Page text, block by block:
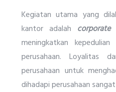
Kegiatan utama yang
kantor adalah corporate
meningkatkan
perusahaan. Loyalitas
perusahaan untuk
dihadapi perusahaan